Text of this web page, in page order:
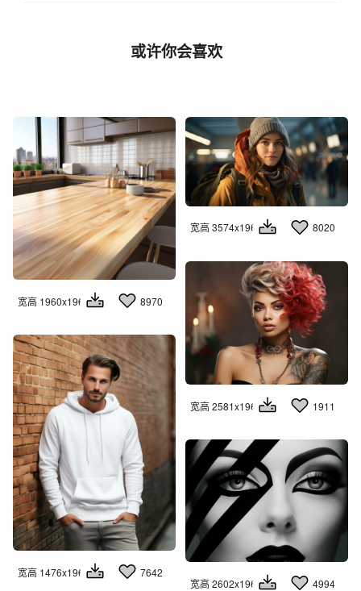
或许你会喜欢
宽高 1960x1960 8970
宽高 3574x1960 8020
宽高 2581x1960 1911
宽高 1476x1960
7642
宽高 2602x1960
4994